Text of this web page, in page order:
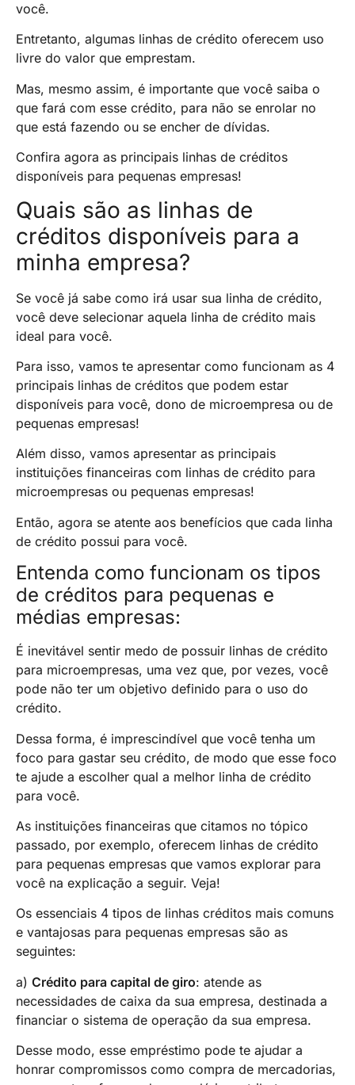
você.
Entretanto, algumas linhas de crédito oferecem uso
livre do valor que emprestam.
Mas, mesmo assim, é importante que você saiba o
que fará com esse crédito, para não se enrolar no
que está fazendo ou se encher de dívidas.
Confira agora as principais linhas de créditos
disponíveis para pequenas empresas!
Quais são as linhas de
créditos disponíveis para a
minha empresa?
Se você já sabe como irá usar sua linha de crédito,
você deve selecionar aquela linha de crédito mais
ideal para você.
Para isso, vamos te apresentar como funcionam as 4
principais linhas de créditos que podem estar
disponíveis para você, dono de microempresa ou de
pequenas empresas!
Além disso, vamos apresentar as principais
instituições financeiras com linhas de crédito para
microempresas ou pequenas empresas!
Então, agora se atente aos benefícios que cada linha
de crédito possui para você.
Entenda como funcionam os tipos
de créditos para pequenas e
médias empresas:
É inevitável sentir medo de possuir linhas de crédito
para microempresas, uma vez que, por vezes, você
pode não ter um objetivo definido para o uso do
crédito.
Dessa forma, é imprescindível que você tenha um
foco para gastar seu crédito, de modo que esse foco
te ajude a escolher qual a melhor linha de crédito
para você.
As instituições financeiras que citamos no tópico
passado, por exemplo, oferecem linhas de crédito
para pequenas empresas que vamos explorar para
você na explicação a seguir. Veja!
Os essenciais 4 tipos de linhas créditos mais comuns
e vantajosas para pequenas empresas são as
seguintes:
a) Crédito para capital de giro: atende as
necessidades de caixa da sua empresa, destinada a
financiar o sistema de operação da sua empresa.
Desse modo, esse empréstimo pode te ajudar a
honrar compromissos como compra de mercadorias,